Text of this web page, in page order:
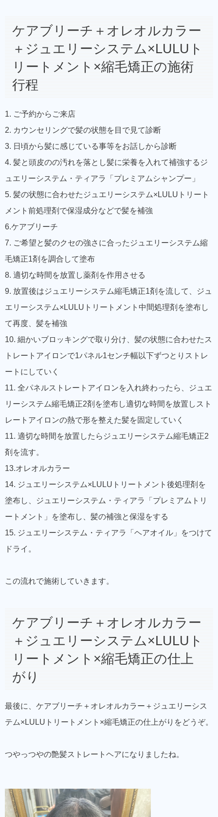
ケアブリーチ＋オレオルカラー
＋ジュエリーシステム×LULUト
リートメント×縮毛矯正の施術
行程
1. ご予約からご来店
2. カウンセリングで髪の状態を目で見て診断
3. 日頃から髪に感じている事等をお話しから診断
4. 髪と頭皮のの汚れを落とし髪に栄養を入れて補強するジ
ュエリーシステム・ティアラ「プレミアムシャンプー」
5. 髪の状態に合わせたジュエリーシステム×LULUトリート
メント前処理剤で保湿成分などで髪を補強
6.ケアブリーチ
7. ご希望と髪のクセの強さに合ったジュエリーシステム縮
毛矯正1剤を調合して塗布
8. 適切な時間を放置し薬剤を作用させる
9. 放置後はジュエリーシステム縮毛矯正1剤を流して、ジュ
エリーシステム×LULUトリートメント中間処理剤を塗布し
て再度、髪を補強
10. 細かいブロッキングで取り分け、髪の状態に合わせたス
トレートアイロンで1パネル1センチ幅以下ずつとりストレ
ートにしていく
11. 全パネルストレートアイロンを入れ終わったら、ジュエ
リーシステム縮毛矯正2剤を塗布し適切な時間を放置しスト
レートアイロンの熱で形を整えた髪を固定していく
11. 適切な時間を放置したらジュエリーシステム縮毛矯正2
剤を流す。
13.オレオルカラー
14. ジュエリーシステム×LULUトリートメント後処理剤を
塗布し、ジュエリーシステム・ティアラ「プレミアムトリ
ートメント」を塗布し、髪の補強と保湿をする
15. ジュエリーシステム・ティアラ「ヘアオイル」をつけて
ドライ。
この流れで施術していきます。
ケアブリーチ＋オレオルカラー
＋ジュエリーシステム×LULUト
リートメント×縮毛矯正の仕上
がり
最後に、ケアブリーチ＋オレオルカラー＋ジュエリーシス
テム×LULUトリートメント×縮毛矯正の仕上がりをどうぞ。
つやっつやの艶髪ストレートヘアになりましたね。